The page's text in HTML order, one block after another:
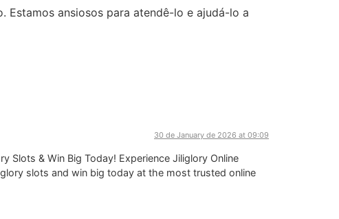
Estamos ansiosos para atendê-lo e ajudá-lo a
30 de January de 2026 at 09:09
Slots & Win Big Today! Experience Jiliglory Online
slots and win big today at the most trusted online